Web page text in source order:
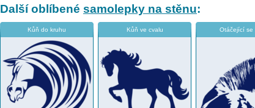
Další oblíbené samolepky na stěnu:
Kůň do kruhu Kůň ve cvalu Otáčející se